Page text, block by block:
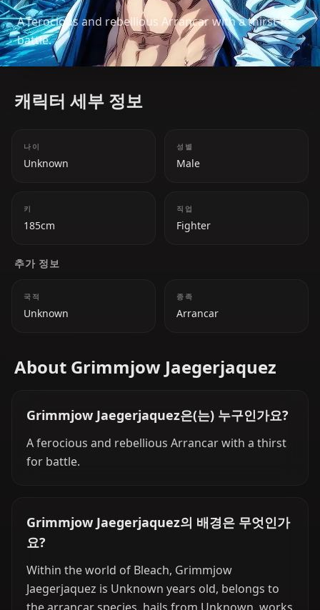
A ferocious and rebellious Arrancar with a thirst for
battle.
캐릭터 세부 정보
나이
Unknown
성별
Male
키
185cm
직업
Fighter
추가 정보
국적
Unknown
종족
Arrancar
About Grimmjow Jaegerjaquez
Grimmjow Jaegerjaquez은(는) 누구인가요?
A ferocious and rebellious Arrancar with a thirst
for battle.
Grimmjow Jaegerjaquez의 배경은 무엇인가
요?
Within the world of Bleach, Grimmjow
Jaegerjaquez is Unknown years old, belongs to